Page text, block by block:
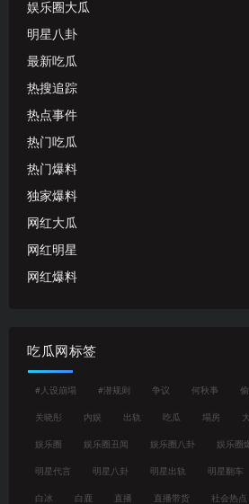
娱乐圈大瓜
明星八卦
最新吃瓜
热搜追踪
热点事件
热门吃瓜
热门爆料
独家爆料
网红大瓜
网红明星
网红爆料
吃瓜网标签
#人设崩塌 #潜规则 争议 何秋亊
关晓彤 内娱 出轨 吃瓜 塌房
娱乐圈 娱乐圈丑闻 娱乐圈八卦 娱乐圈
明星代言 明星八卦 明星出轨 明星翻车
白冰 白鹿 直播 直播带货 社会热点